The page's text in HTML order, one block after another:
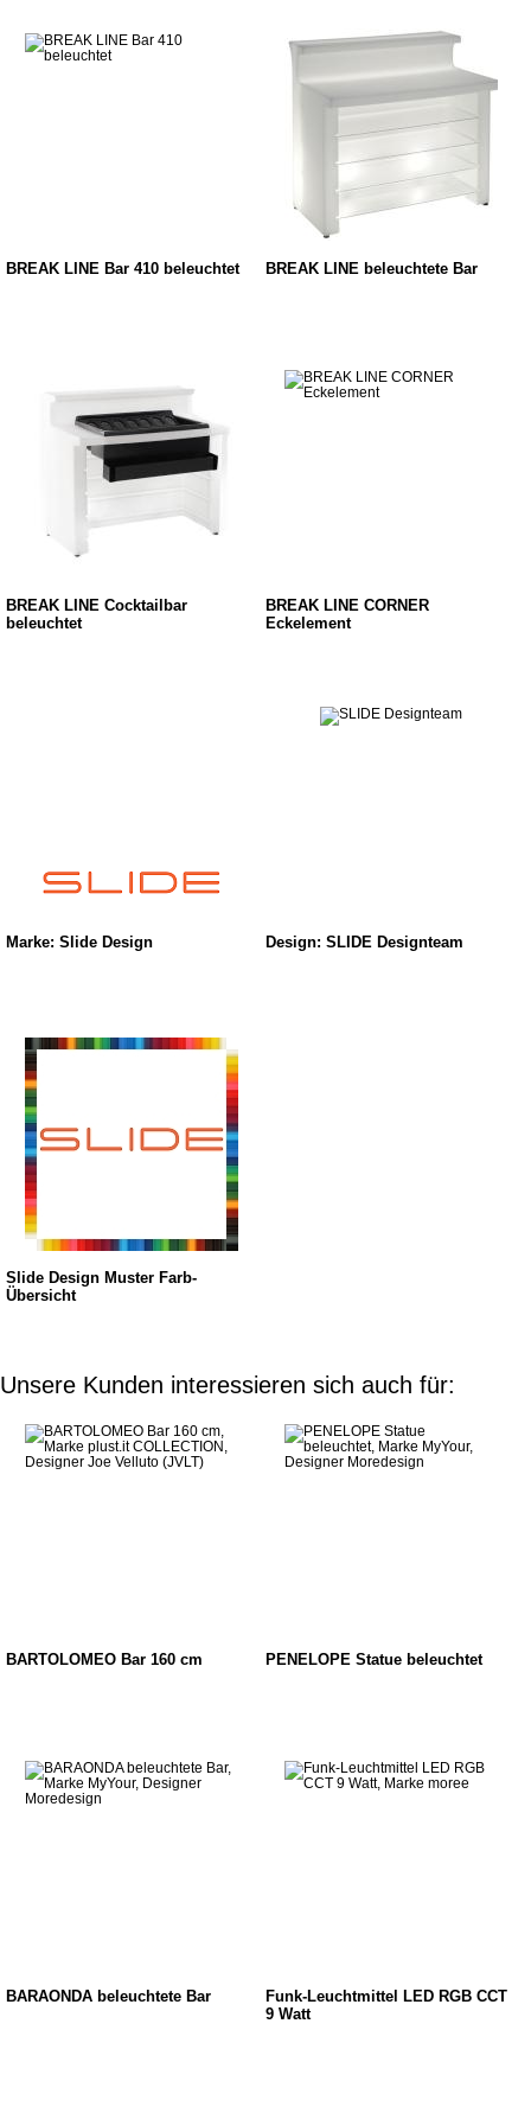
BREAK LINE Bar 410 beleuchtet BREAK LINE beleuchtete Bar
BREAK LINE Cocktailbar
beleuchtet
BREAK LINE CORNER
Eckelement
Marke: Slide Design Design: SLIDE Designteam
Slide Design Muster Farb-
Übersicht
Unsere Kunden interessieren sich auch für:
BARTOLOMEO Bar 160 cm PENELOPE Statue beleuchtet
BARAONDA beleuchtete Bar
Funk-Leuchtmittel LED RGB CCT
9 Watt